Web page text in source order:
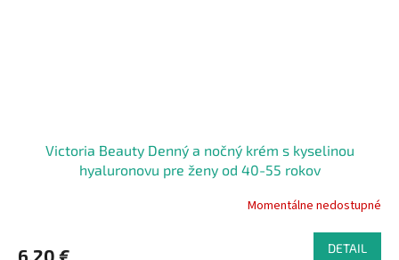
Victoria Beauty Denný a nočný krém s kyselinou
hyaluronovu pre ženy od 40-55 rokov
Momentálne nedostupné
6,20 € DETAIL